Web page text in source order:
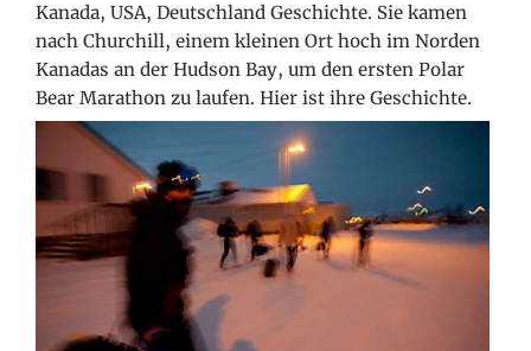
Kanada, USA, Deutschland Geschichte. Sie kamen
nach Churchill, einem kleinen Ort hoch im Norden
Kanadas an der Hudson Bay, um den ersten Polar
Bear Marathon zu laufen. Hier ist ihre Geschichte.